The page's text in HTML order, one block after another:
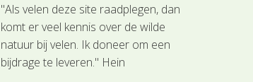
"Als velen deze site raadplegen, dan
komt er veel kennis over de wilde
natuur bij velen. Ik doneer om een
bijdrage te leveren." Hein